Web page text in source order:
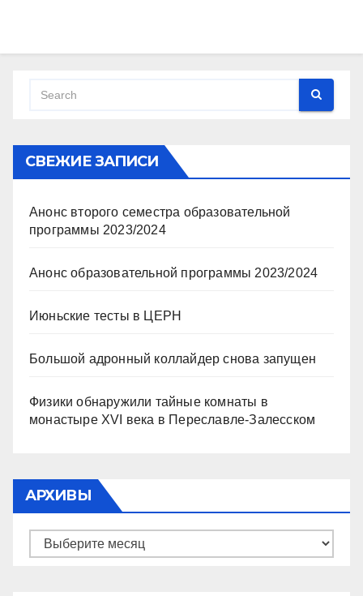
g
a
n
СВЕЖИЕ ЗАПИСИ
Анонс второго семестра образовательной
программы 2023/2024
Анонс образовательной программы 2023/2024
Июньские тесты в ЦЕРН
Большой адронный коллайдер снова запущен
Физики обнаружили тайные комнаты в
монастыре XVI века в Переславле-Залесском
АРХИВЫ
Архивы